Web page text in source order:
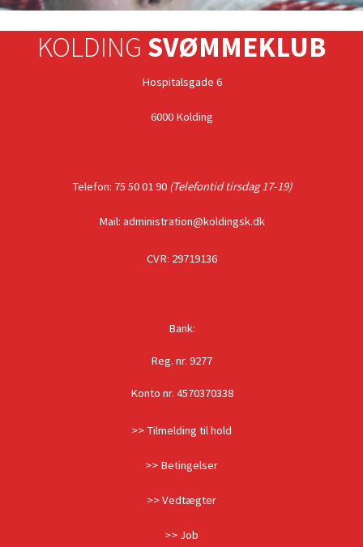
KOLDING SVØMMEKLUB
Hospitalsgade 6
6000 Kolding
Telefon: 75 50 01 90 (Telefontid tirsdag 17-19)
Mail: administration@koldingsk.dk
CVR: 29719136
Bank:
Reg. nr. 9277
Konto nr. 4570370338
>> Tilmelding til hold
>> Betingelser
>> Vedtægter
>> Job